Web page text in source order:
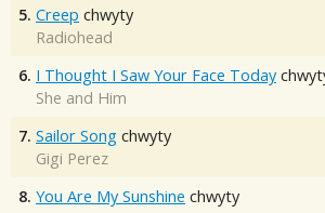
5. Creep chwyty
Radiohead
6. I Thought I Saw Your Face Today
She and Him
7. Sailor Song chwyty
Gigi Perez
8. You Are My Sunshine chwyty